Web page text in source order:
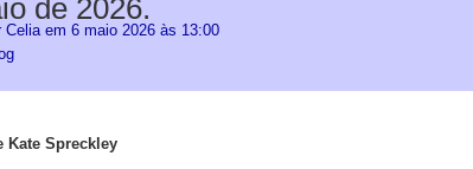
de 2026.
Celiaem 6 maio 2026 às 13:00
Kate Spreckley